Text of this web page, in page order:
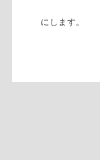
にします。